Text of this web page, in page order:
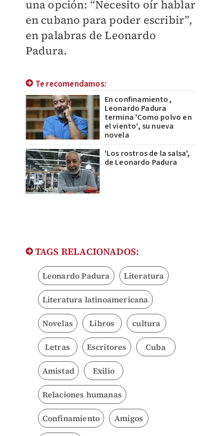
una opción: “Necesito oír hablar
en cubano para poder escribir”,
en palabras de Leonardo
Padura.
Te recomendamos:
En confinamiento,
Leonardo Padura
termina 'Como polvo en
el viento', su nueva
novela
'Los rostros de la salsa',
de Leonardo Padura
TAGS RELACIONADOS:
Leonardo Padura Literatura
Literatura latinoamericana
Novelas Libros cultura
Letras Escritores Cuba
Amistad Exilio
Relaciones humanas
Confinamiento Amigos